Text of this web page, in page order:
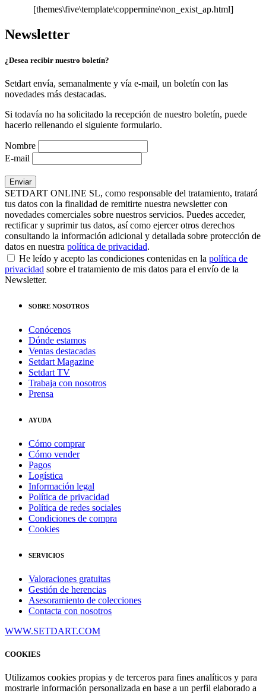
[themes\five\template\coppermine\non_exist_ap.html]
Newsletter
¿Desea recibir nuestro boletín?
Setdart envía, semanalmente y vía e-mail, un boletín con las
novedades más destacadas.
Si todavía no ha solicitado la recepción de nuestro boletín, puede
hacerlo rellenando el siguiente formulario.
Nombre
E-mail
SETDART ONLINE SL, como responsable del tratamiento, tratará
tus datos con la finalidad de remitirte nuestra newsletter con
novedades comerciales sobre nuestros servicios. Puedes acceder,
rectificar y suprimir tus datos, así como ejercer otros derechos
consultando la información adicional y detallada sobre protección de
datos en nuestra política de privacidad.
He leído y acepto las condiciones contenidas en la política de
privacidad sobre el tratamiento de mis datos para el envío de la
Newsletter.
SOBRE NOSOTROS
Conócenos
Dónde estamos
Ventas destacadas
Setdart Magazine
Setdart TV
Trabaja con nosotros
Prensa
AYUDA
Cómo comprar
Cómo vender
Pagos
Logística
Información legal
Política de privacidad
Política de redes sociales
Condiciones de compra
Cookies
SERVICIOS
Valoraciones gratuitas
Gestión de herencias
Asesoramiento de colecciones
Contacta con nosotros
WWW.SETDART.COM
COOKIES
Utilizamos cookies propias y de terceros para fines analíticos y para
mostrarle información personalizada en base a un perfil elaborado a